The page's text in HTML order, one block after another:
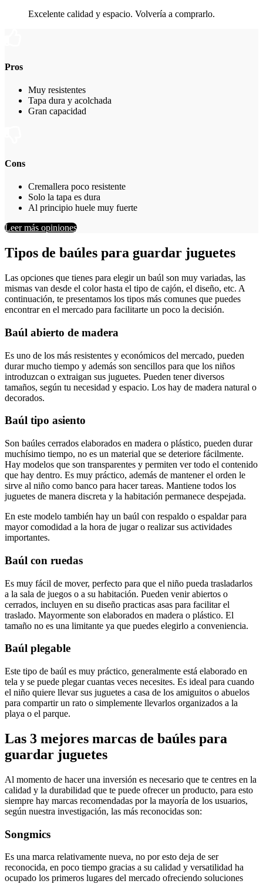
Excelente calidad y espacio. Volvería a comprarlo.
Pros
Muy resistentes
Tapa dura y acolchada
Gran capacidad
Cons
Cremallera poco resistente
Solo la tapa es dura
Al principio huele muy fuerte
Leer más opiniones
Tipos de baúles para guardar juguetes
Las opciones que tienes para elegir un baúl son muy variadas, las
mismas van desde el color hasta el tipo de cajón, el diseño, etc. A
continuación, te presentamos los tipos más comunes que puedes
encontrar en el mercado para facilitarte un poco la decisión.
Baúl abierto de madera
Es uno de los más resistentes y económicos del mercado, pueden
durar mucho tiempo y además son sencillos para que los niños
introduzcan o extraigan sus juguetes. Pueden tener diversos
tamaños, según tu necesidad y espacio. Los hay de madera natural o
decorados.
Baúl tipo asiento
Son baúles cerrados elaborados en madera o plástico, pueden durar
muchísimo tiempo, no es un material que se deteriore fácilmente.
Hay modelos que son transparentes y permiten ver todo el contenido
que hay dentro. Es muy práctico, además de mantener el orden le
sirve al niño como banco para hacer tareas. Mantiene todos los
juguetes de manera discreta y la habitación permanece despejada.
En este modelo también hay un baúl con respaldo o espaldar para
mayor comodidad a la hora de jugar o realizar sus actividades
importantes.
Baúl con ruedas
Es muy fácil de mover, perfecto para que el niño pueda trasladarlos
a la sala de juegos o a su habitación. Pueden venir abiertos o
cerrados, incluyen en su diseño practicas asas para facilitar el
traslado. Mayormente son elaborados en madera o plástico. El
tamaño no es una limitante ya que puedes elegirlo a conveniencia.
Baúl plegable
Este tipo de baúl es muy práctico, generalmente está elaborado en
tela y se puede plegar cuantas veces necesites. Es ideal para cuando
el niño quiere llevar sus juguetes a casa de los amiguitos o abuelos
para compartir un rato o simplemente llevarlos organizados a la
playa o el parque.
Las 3 mejores marcas de baúles para
guardar juguetes
Al momento de hacer una inversión es necesario que te centres en la
calidad y la durabilidad que te puede ofrecer un producto, para esto
siempre hay marcas recomendadas por la mayoría de los usuarios,
según nuestra investigación, las más reconocidas son:
Songmics
Es una marca relativamente nueva, no por esto deja de ser
reconocida, en poco tiempo gracias a su calidad y versatilidad ha
ocupado los primeros lugares del mercado ofreciendo soluciones